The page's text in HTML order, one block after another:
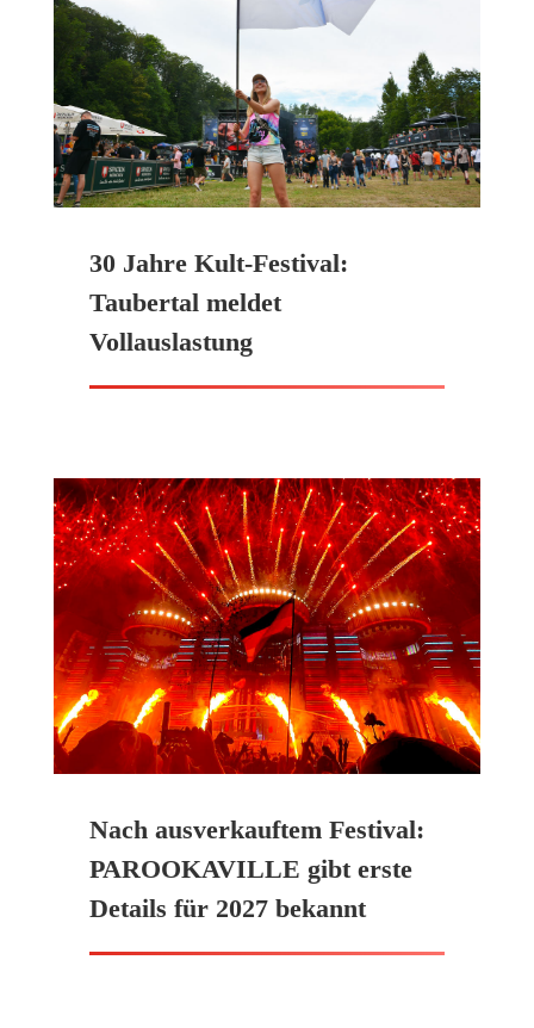
30 Jahre Kult-Festival:
Taubertal meldet
Vollauslastung
Nach ausverkauftem Festival:
PAROOKAVILLE gibt erste
Details für 2027 bekannt